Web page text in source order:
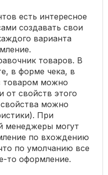
есть интересное
создавать свои
варианта
товаров. В
в форме чека, в
товаром можно
от свойств этого
можно
При
менеджеры могут
по вхождению
по умолчанию все
то оформление.